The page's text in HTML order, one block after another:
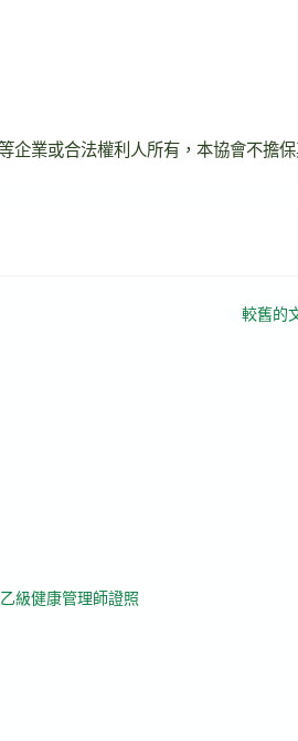
企業或合法權利人所有，本協會不擔
較舊的
級健康管理師證照